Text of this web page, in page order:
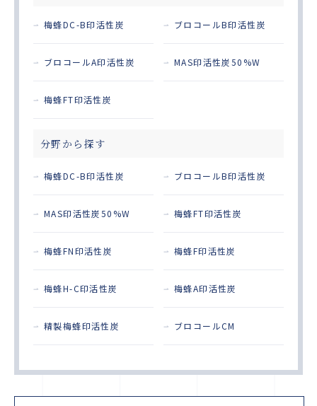
梅蜂DC-B印活性炭 ブロコールB印活性炭
ブロコールA印活性炭 MAS印活性炭50%W
梅蜂FT印活性炭
分野から探す
梅蜂DC-B印活性炭 ブロコールB印活性炭
MAS印活性炭50%W 梅蜂FT印活性炭
梅蜂FN印活性炭 梅蜂F印活性炭
梅蜂H-C印活性炭 梅蜂A印活性炭
精製梅蜂印活性炭 ブロコールCM